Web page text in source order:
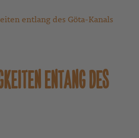
entlang des Göta-Kanals
ENTANG DES